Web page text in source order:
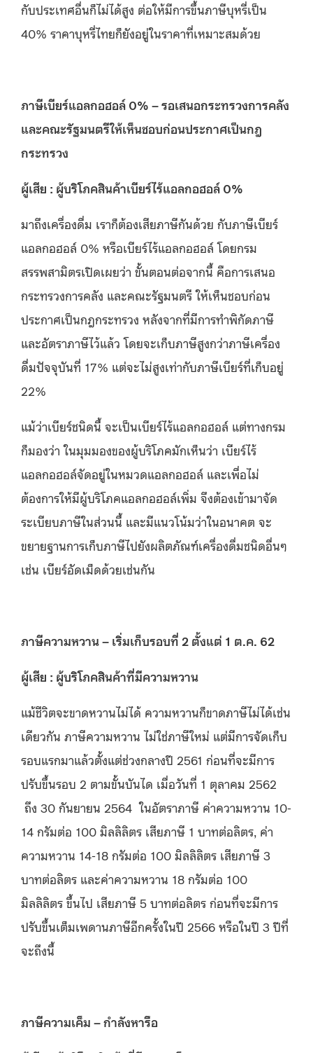
กับประเทศอื่นก็ไม่ได้สูง ต่อให้มีการขึ้นภาษีบุหรี่เป็น
40% ราคาบุหรี่ไทยก็ยังอยู่ในราคาที่เหมาะสมด้วย
ภาษีเบียร์แอลกอฮอล์ 0% –รอเสนอกระทรวงการคลัง
และคณะรัฐมนตรีให้เห็นชอบก่อนประกาศเป็นกฎ
กระทรวง
ผู้เสีย : ผู้บริโภคสินค้าเบียร์ไร้แอลกอฮอล์ 0%
มาถึงเครื่องดื่ม เราก็ต้องเสียภาษีกันด้วย กับภาษีเบียร์
แอลกอฮอล์ 0% หรือเบียร์ไร้แอลกอฮอล์ โดยกรม
สรรพสามิตรเปิดเผยว่า ขั้นตอนต่อจากนี้ คือการเสนอ
กระทรวงการคลัง และคณะรัฐมนตรี ให้เห็นชอบก่อน
ประกาศเป็นกฎกระทรวง หลังจากที่มีการทำพิกัดภาษี
และอัตราภาษีไว้แล้ว โดยจะเก็บภาษีสูงกว่าภาษีเครื่อง
ดื่มปัจจุบันที่ 17% แต่จะไม่สูงเท่ากับภาษีเบียร์ที่เก็บอยู่
22%
แม้ว่าเบียร์ชนิดนี้ จะเป็นเบียร์ไร้แอลกอฮอล์ แต่ทางกรม
ก็มองว่า ในมุมมองของผู้บริโภคมักเห็นว่า เบียร์ไร้
แอลกอฮอล์จัดอยู่ในหมวดแอลกอฮอล์ และเพื่อไม่
ต้องการให้มีผู้บริโภคแอลกอฮอล์เพิ่ม จึงต้องเข้ามาจัด
ระเบียบภาษีในส่วนนี้ และมีแนวโน้มว่าในอนาคต จะ
ขยายฐานการเก็บภาษีไปยังผลิตภัณฑ์เครื่องดื่มชนิดอื่นๆ
เช่น เบียร์อัดเม็ดด้วยเช่นกัน
ภาษีความหวาน– เริ่มเก็บรอบที่ 2 ตั้งแต่ 1 ต.ค. 62
ผู้เสีย : ผู้บริโภคสินค้าที่มีความหวาน
แม้ชีวิตจะขาดหวานไม่ได้ ความหวานก็ขาดภาษีไม่ได้เช่น
เดียวกัน ภาษีความหวาน ไม่ใช่ภาษีใหม่ แต่มีการจัดเก็บ
รอบแรกมาแล้วตั้งแต่ช่วงกลางปี 2561 ก่อนที่จะมีการ
ปรับขึ้นรอบ 2 ตามขั้นบันได เมื่อวันที่ 1 ตุลาคม 2562
ถึง 30 กันยายน 2564 ในอัตราภาษี ค่าความหวาน 10-
14 กรัมต่อ 100 มิลลิลิตร เสียภาษี 1 บาทต่อลิตร, ค่า
ความหวาน 14-18 กรัมต่อ 100 มิลลิลิตร เสียภาษี 3
บาทต่อลิตร และค่าความหวาน 18 กรัมต่อ 100
มิลลิลิตร ขึ้นไป เสียภาษี 5 บาทต่อลิตร ก่อนที่จะมีการ
ปรับขึ้นเต็มเพดานภาษีอีกครั้งในปี 2566 หรือในปี 3 ปีที่
จะถึงนี้
ภาษีความเค็ม –กำลังหารือ